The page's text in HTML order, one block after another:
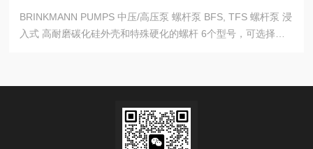
BRINKMANN PUMPS 中压/高压泵 螺杆泵 BFS, TFS 螺杆泵 浸
入式 高耐磨碳化硅外壳和特殊硬化的螺杆 6个型号，可选择较
时最小化换刀时的压力冲高